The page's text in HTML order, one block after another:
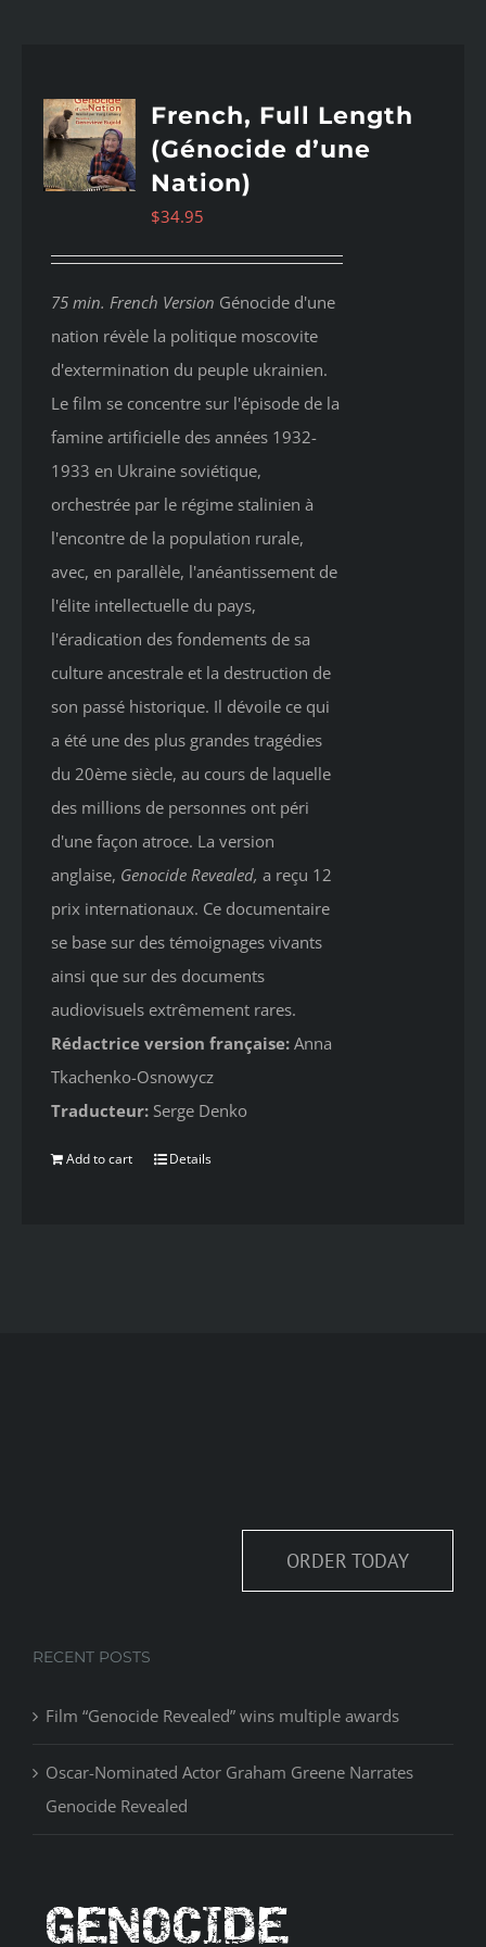
French, Full Length
(Génocide d’une
Nation)
$34.95
75 min. French Version Génocide d'une
nation révèle la politique moscovite
d'extermination du peuple ukrainien.
Le film se concentre sur l'épisode de la
famine artificielle des années 1932-
1933 en Ukraine soviétique,
orchestrée par le régime stalinien à
l'encontre de la population rurale,
avec, en parallèle, l'anéantissement de
l'élite intellectuelle du pays,
l'éradication des fondements de sa
culture ancestrale et la destruction de
son passé historique. Il dévoile ce qui
a été une des plus grandes tragédies
du 20ème siècle, au cours de laquelle
des millions de personnes ont péri
d'une façon atroce. La version
anglaise, Genocide Revealed, a reçu 12
prix internationaux. Ce documentaire
se base sur des témoignages vivants
ainsi que sur des documents
audiovisuels extrêmement rares.
Rédactrice version française: Anna
Tkachenko-Osnowycz
Traducteur: Serge Denko
Add to cart Details
ORDER TODAY
RECENT POSTS
Film “Genocide Revealed” wins multiple awards
Oscar-Nominated Actor Graham Greene Narrates
Genocide Revealed